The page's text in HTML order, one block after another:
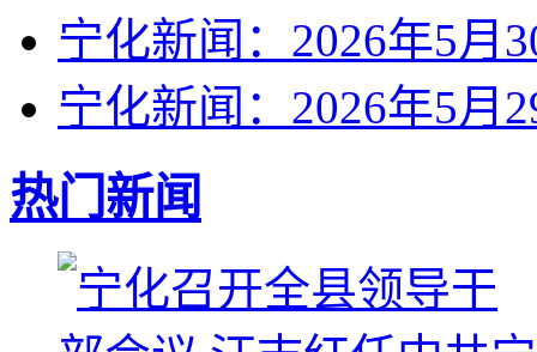
宁化新闻：2026年5月
宁化新闻：2026年5月
热门新闻